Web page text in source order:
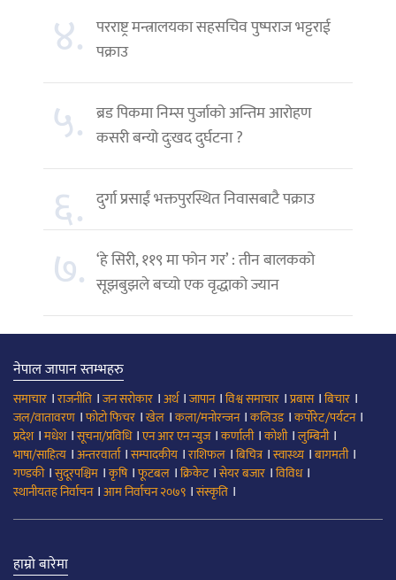
४. परराष्ट्र मन्त्रालयका सहसचिव पुष्पराज भट्टराई
पक्राउ
५. ब्रड पिकमा निम्स पुर्जाको अन्तिम आरोहण
कसरी बन्यो दुःखद दुर्घटना ?
६. दुर्गा प्रसाईं भक्तपुरस्थित निवासबाटै पक्राउ
७. ‘हे सिरी, ११९ मा फोन गर’ : तीन बालकको
सूझबुझले बच्यो एक वृद्धाको ज्यान
नेपाल जापान स्तम्भहरु
समाचार ।राजनीति ।जन सरोकार ।अर्थ।जापान।विश्व समाचार ।प्रबास।बिचार ।
जल/वातावरण ।फोटो फिचर ।खेल ।कला/मनोरन्जन।कलिउड।कर्पोरेट/पर्यटन।
प्रदेश।मधेश।सूचना/प्रविधि।एन आर एन न्युज।कर्णाली।कोशी।लुम्बिनी।
भाषा/साहित्य ।अन्तरवार्ता।सम्पादकीय ।राशिफल ।बिचित्र।स्वास्थ्य ।बागमती।
गण्डकी।सुदूरपश्चिम ।कृषि।फूटबल ।क्रिकेट।सेयर बजार ।विविध।
स्थानीयतह निर्वाचन।आम निर्वाचन २०७९ ।संस्कृति ।
हाम्रो बारेमा